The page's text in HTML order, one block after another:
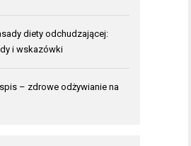
diety odchudzającej:
i wskazówki
– zdrowe odżywianie na